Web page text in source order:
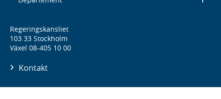
Regeringskansliet
103 33 Stockholm
Växel 08-405 10 00
Kontakt